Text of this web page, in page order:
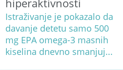
hiperaktivnosti
Istraživanje je pokazalo da
davanje detetu samo 500
mg EPA omega-3 masnih
kiselina dnevno smanjuj...